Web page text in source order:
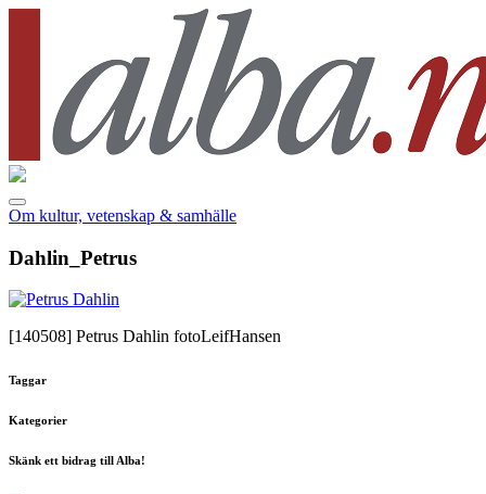
Om kultur, vetenskap & samhälle
Dahlin_Petrus
[140508] Petrus Dahlin fotoLeifHansen
Taggar
Kategorier
Skänk ett bidrag till Alba!